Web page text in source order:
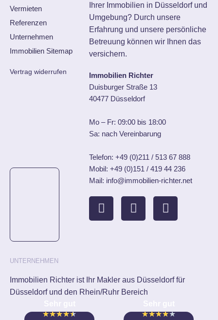
Vermieten
Referenzen
Unternehmen
Immobilien Sitemap
Vertrag widerrufen
Ihrer Immobilien in Düsseldorf und
Umgebung? Durch unsere
Erfahrung und unsere persönliche
Betreuung können wir Ihnen das
versichern.
Immobilien Richter
Duisburger Straße 13
40477 Düsseldorf
Mo – Fr: 09:00 bis 18:00
Sa: nach Vereinbarung
Telefon:+49 (0)211 / 513 67 888
Mobil:+49 (0)151 / 419 44 236
Mail: info@immobilien-richter.net
UNTERNEHMEN
Immobilien Richter ist Ihr Makler aus Düsseldorf für
Düsseldorf und den Rhein/Ruhr Bereich
★★★★★
★★★★★